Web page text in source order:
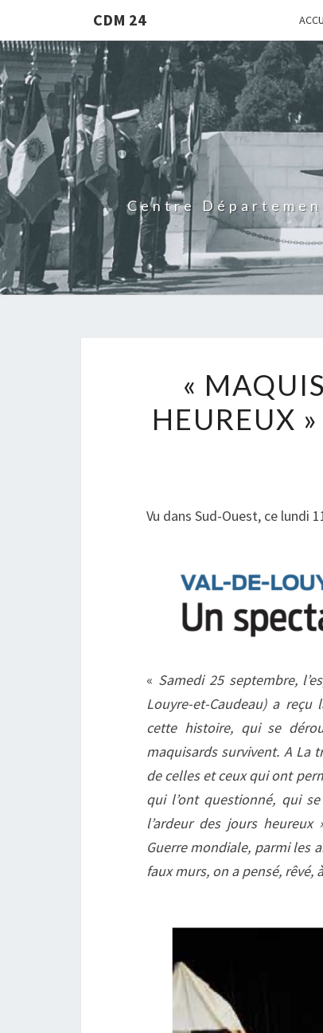
CDM 24
Centre
«
HEUREUX
Vu dans Sud-Ouest, ce lundi
« Samedi 25 septembre,
Louyre-et-Caudeau) a
cette histoire, qui se
maquisards survivent. A La
de celles et ceux qui ont
qui l’ont questionné, qui
l’ardeur des jours
Guerre mondiale, parmi les
faux murs, on a pensé, rêvé,